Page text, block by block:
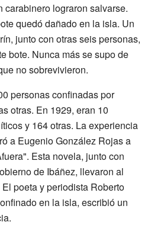
carabinero lograron salvarse.
quedó dañado en la isla. Un
junto con otras seis personas,
bote. Nunca más se supo de
no sobrevivieron.
personas confinadas por
otras. En 1929, eran 10
y 164 otras. La experiencia
a Eugenio González Rojas a
Esta novela, junto con
de Ibáñez, llevaron al
poeta y periodista Roberto
en la isla, escribió un